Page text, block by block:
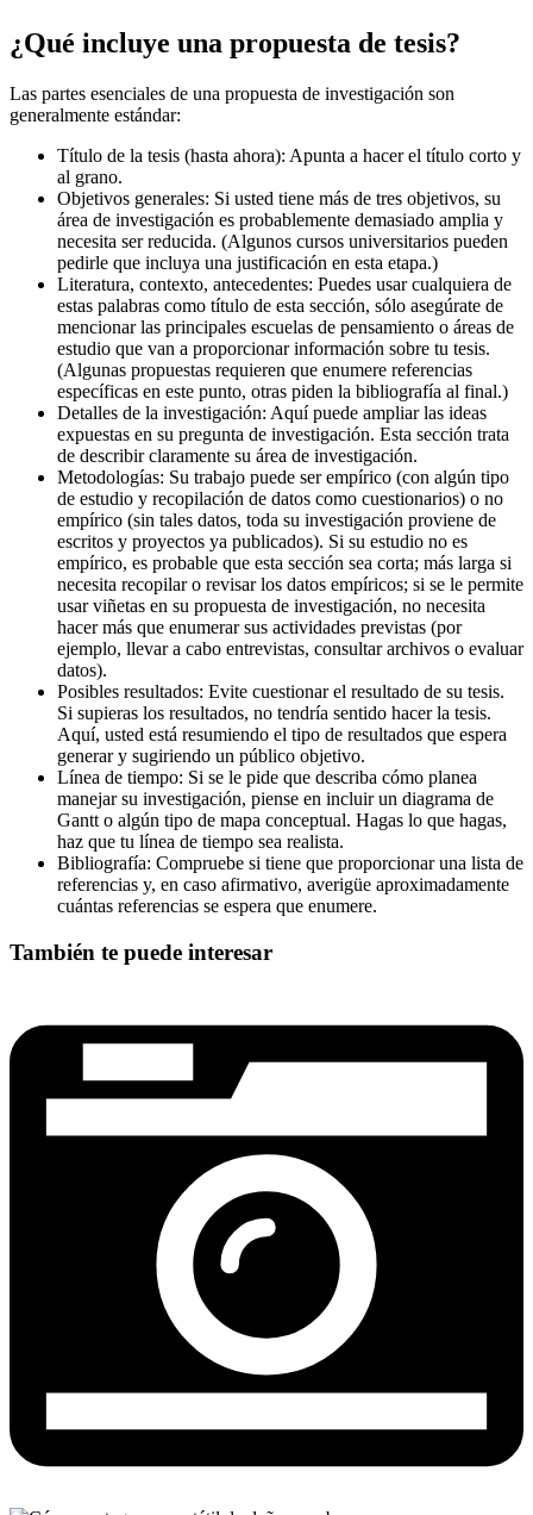
¿Qué incluye una propuesta de tesis?
Las partes esenciales de una propuesta de investigación son
generalmente estándar:
Título de la tesis (hasta ahora): Apunta a hacer el título corto y
al grano.
Objetivos generales: Si usted tiene más de tres objetivos, su
área de investigación es probablemente demasiado amplia y
necesita ser reducida. (Algunos cursos universitarios pueden
pedirle que incluya una justificación en esta etapa.)
Literatura, contexto, antecedentes: Puedes usar cualquiera de
estas palabras como título de esta sección, sólo asegúrate de
mencionar las principales escuelas de pensamiento o áreas de
estudio que van a proporcionar información sobre tu tesis.
(Algunas propuestas requieren que enumere referencias
específicas en este punto, otras piden la bibliografía al final.)
Detalles de la investigación: Aquí puede ampliar las ideas
expuestas en su pregunta de investigación. Esta sección trata
de describir claramente su área de investigación.
Metodologías: Su trabajo puede ser empírico (con algún tipo
de estudio y recopilación de datos como cuestionarios) o no
empírico (sin tales datos, toda su investigación proviene de
escritos y proyectos ya publicados). Si su estudio no es
empírico, es probable que esta sección sea corta; más larga si
necesita recopilar o revisar los datos empíricos; si se le permite
usar viñetas en su propuesta de investigación, no necesita
hacer más que enumerar sus actividades previstas (por
ejemplo, llevar a cabo entrevistas, consultar archivos o evaluar
datos).
Posibles resultados: Evite cuestionar el resultado de su tesis.
Si supieras los resultados, no tendría sentido hacer la tesis.
Aquí, usted está resumiendo el tipo de resultados que espera
generar y sugiriendo un público objetivo.
Línea de tiempo: Si se le pide que describa cómo planea
manejar su investigación, piense en incluir un diagrama de
Gantt o algún tipo de mapa conceptual. Hagas lo que hagas,
haz que tu línea de tiempo sea realista.
Bibliografía: Compruebe si tiene que proporcionar una lista de
referencias y, en caso afirmativo, averigüe aproximadamente
cuántas referencias se espera que enumere.
También te puede interesar